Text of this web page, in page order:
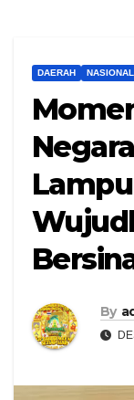
DAERAH NASIONAL
By